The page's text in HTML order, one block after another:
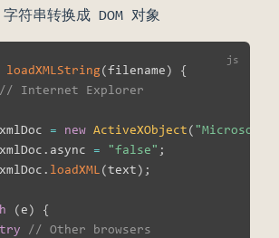
符串转换成 DOM 对象
loadXMLString(filename)
{
// Internet Explorer
= new ActiveXObject(
. async = "false" ;
. loadXML(text) ;
(e)
{
try
// Other browsers